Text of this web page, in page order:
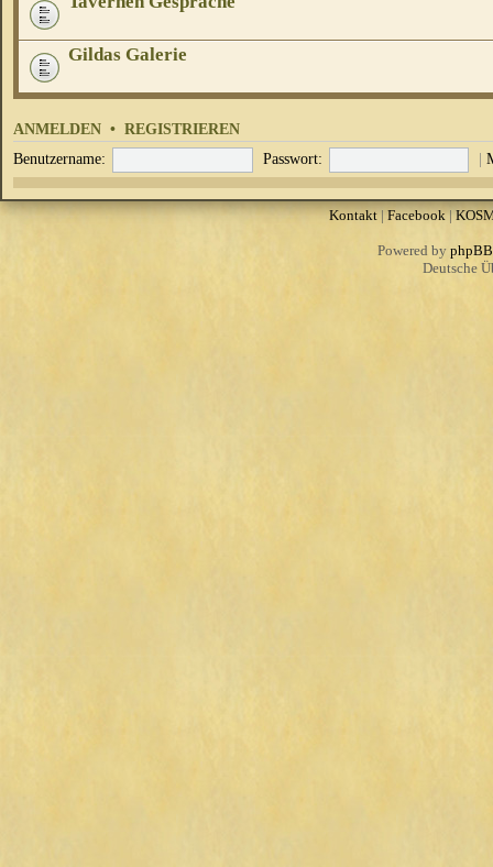
Gildas Galerie
ANMELDEN • REGISTRIEREN
Benutzername: Passwort: |
Kontakt| Facebook|
Powered by phpBB
Deutsche